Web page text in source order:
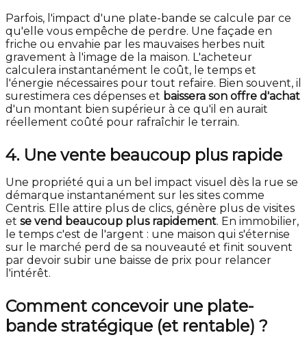
Parfois, l'impact d'une plate-bande se calcule par ce
qu'elle vous empêche de perdre. Une façade en
friche ou envahie par les mauvaises herbes nuit
gravement à l'image de la maison. L'acheteur
calculera instantanément le coût, le temps et
l'énergie nécessaires pour tout refaire. Bien souvent, il
surestimera ces dépenses et baissera son offre d'achat
d'un montant bien supérieur à ce qu'il en aurait
réellement coûté pour rafraîchir le terrain.
4. Une vente beaucoup plus rapide
Une propriété qui a un bel impact visuel dès la rue se
démarque instantanément sur les sites comme
Centris. Elle attire plus de clics, génère plus de visites
et se vend beaucoup plus rapidement. En immobilier,
le temps c'est de l'argent : une maison qui s'éternise
sur le marché perd de sa nouveauté et finit souvent
par devoir subir une baisse de prix pour relancer
l'intérêt.
Comment concevoir une plate-
bande stratégique (et rentable) ?